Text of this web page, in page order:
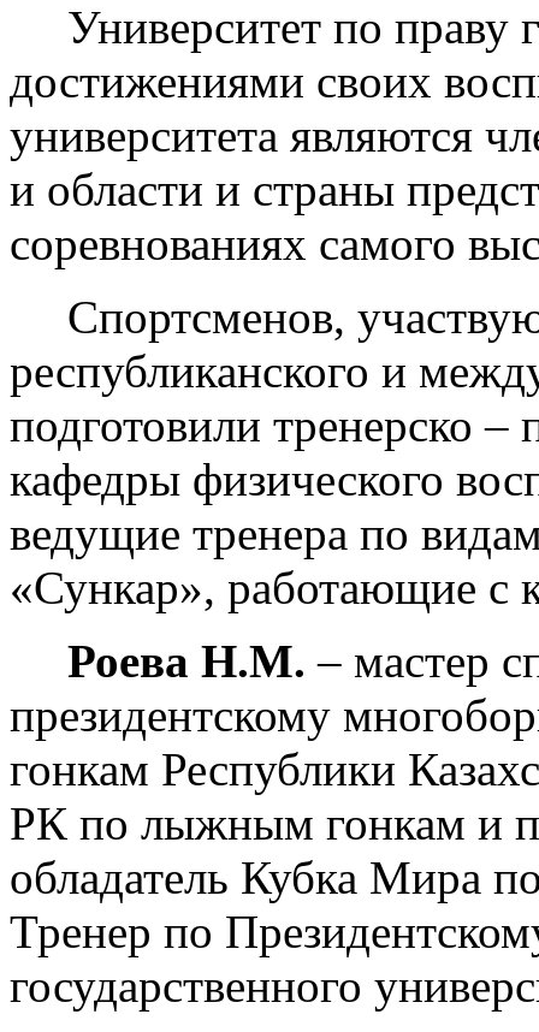
Университет по праву
достижениями своих
университета являются
и области и страны
соревнованиях самого
Спортсменов,
республиканского и
подготовили тренерско –
кафедры физического
ведущие тренера по
«Сункар», работающие с
Роева Н.М. – мастер
президентскому
гонкам Республики
РК по лыжным гонкам и
обладатель Кубка Мира
Тренер по
государственного